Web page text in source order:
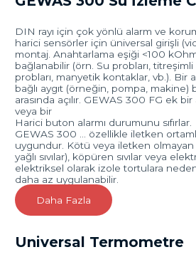
DIN rayı için çok yönlü alarm ve
harici sensörler için üniversal girişli
montaj. Anahtarlama eşiği <100
bağlanabilir (örn. Su probları,
probları, manyetik kontaklar, vb.). Bir
bağlı aygıt (örneğin, pompa, makine)
arasında açılır. GEWAS 300 FG ek
veya bir
Harici buton alarmı durumunu sıfırlar.
GEWAS 300 … özellikle iletken
uygundur. Kötü veya iletken olmayan
yağlı sıvılar), köpüren sıvılar veya
elektriksel olarak izole tortulara
daha az uygulanabilir.
Daha Fazla
Universal Termometre